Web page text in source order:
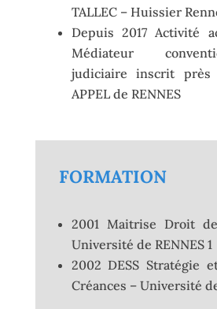
TALLEC – Huissier
Depuis 2017 Activité
Médiateur
judiciaire inscrit près
APPEL de RENNES
FORMATION
2001 Maitrise Droit
Université de RENNES 1
2002 DESS Stratégie
Créances – Université